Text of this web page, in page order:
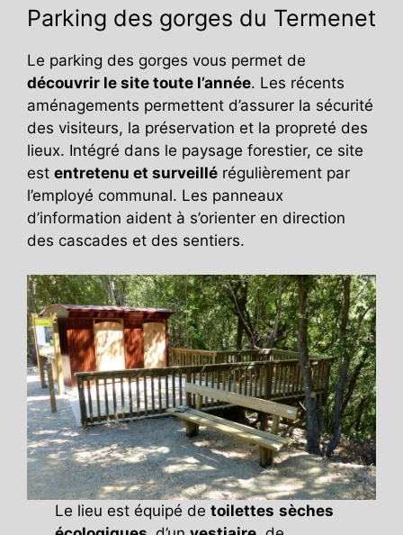
Parking des gorges du Termenet
Le parking des gorges vous permet de
découvrir le site toute l’année. Les récents
aménagements permettent d’assurer la sécurité
des visiteurs, la préservation et la propreté des
lieux. Intégré dans le paysage forestier, ce site
est entretenu et surveillé régulièrement par
l’employé communal. Les panneaux
d’information aident à s’orienter en direction
des cascades et des sentiers.
Le lieu est équipé detoilettes sèches